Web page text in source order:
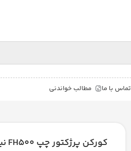
تماس با ما مطالب خواندنی
کورکن پرژکتور چپ FH500 نیو فیس